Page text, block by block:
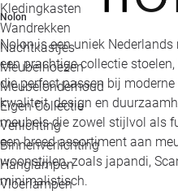
Kledingkasten
Wandrekken
Nachtkastjes
Meubelhoezen
Meubelonderhoud
Eigen Collectie
Verlichting
Binnenverlichting
Hanglampen
Vloerlampen
Nolon
Nolon is een uniek
een prachtige collectie
die perfect passen bij
kwaliteit, design en
meubels die zowel stijlvol als
een breed assortiment aan
woonstijlen, zoals japandi,
minimalistisch.